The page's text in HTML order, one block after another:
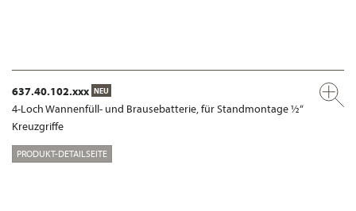
637.40.102.xxx NEU
4-Loch Wannenfüll- und Brausebatterie, für Standmontage ½“
Kreuzgriffe
PRODUKT-DETAILSEITE